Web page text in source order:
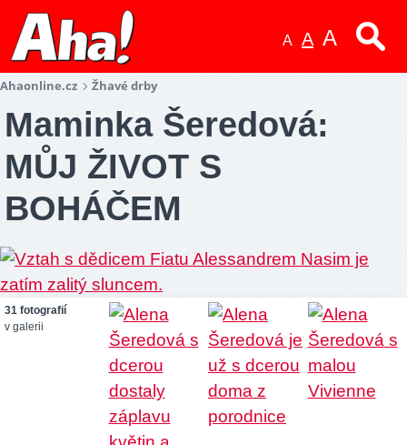
A A A
Ahaonline.cz Žhavé drby
Maminka Šeredová:
MŮJ ŽIVOT S
BOHÁČEM
31 fotografií
v galerii